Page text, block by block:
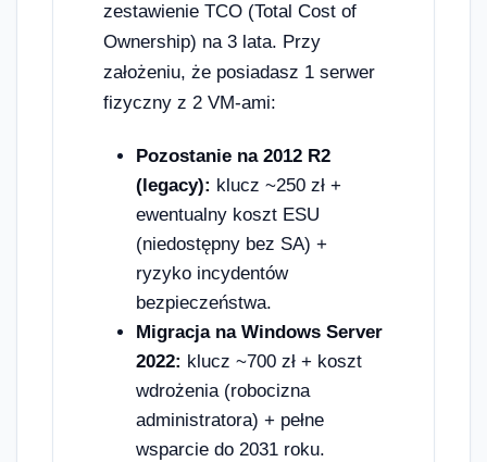
zestawienie TCO (Total Cost of
Ownership) na 3 lata. Przy
założeniu, że posiadasz 1 serwer
fizyczny z 2 VM-ami:
Pozostanie na 2012 R2
(legacy): klucz ~250 zł +
ewentualny koszt ESU
(niedostępny bez SA) +
ryzyko incydentów
bezpieczeństwa.
Migracja na Windows Server
2022: klucz ~700 zł + koszt
wdrożenia (robocizna
administratora) + pełne
wsparcie do 2031 roku.